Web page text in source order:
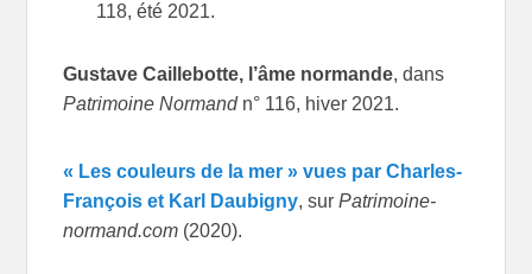
118, été 2021.
Gustave Caillebotte, l’âme normande, dans
Patrimoine Normandn° 116, hiver 2021.
« Les couleurs de la mer » vues par Charles-
François et Karl Daubigny, surPatrimoine-
normand.com (2020).